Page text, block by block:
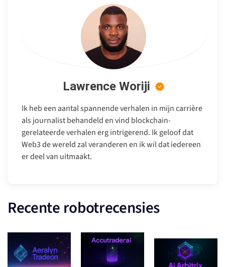
Lawrence Woriji
Ik heb een aantal spannende verhalen in mijn carrière
als journalist behandeld en vind blockchain-
gerelateerde verhalen erg intrigerend. Ik geloof dat
Web3 de wereld zal veranderen en ik wil dat iedereen
er deel van uitmaakt.
Recente robotrecensies